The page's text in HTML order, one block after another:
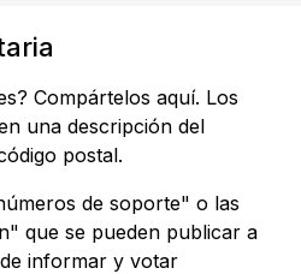
Compártelos aquí. Los
una descripción del
postal.
de soporte" o las
que se pueden publicar a
informar y votar